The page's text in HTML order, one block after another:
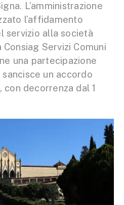
L’amministrazione
l’affidamento
servizio alla società
Servizi Comuni
una partecipazione
un accordo
decorrenza dal 1